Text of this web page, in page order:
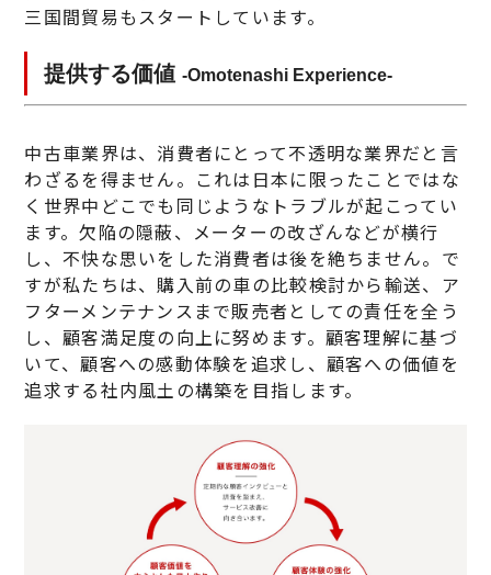
三国間貿易もスタートしています。
提供する価値-Omotenashi Experience-
中古車業界は、消費者にとって不透明な業界だと言
わざるを得ません。これは日本に限ったことではな
く世界中どこでも同じようなトラブルが起こってい
ます。欠陥の隠蔽、メーターの改ざんなどが横行
し、不快な思いをした消費者は後を絶ちません。で
すが私たちは、購入前の車の比較検討から輸送、ア
フターメンテナンスまで販売者としての責任を全う
し、顧客満足度の向上に努めます。顧客理解に基づ
いて、顧客への感動体験を追求し、顧客への価値を
追求する社内風土の構築を目指します。